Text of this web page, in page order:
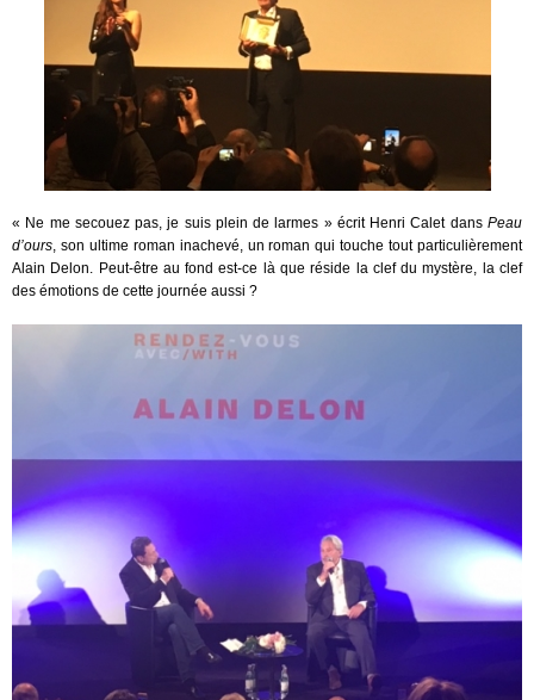
« Ne me secouez pas, je suis plein de larmes » écrit Henri Calet dans Peau
d’ours, son ultime roman inachevé, un roman qui touche tout particulièrement
Alain Delon. Peut-être au fond est-ce là que réside la clef du mystère, la clef
des émotions de cette journée aussi ?